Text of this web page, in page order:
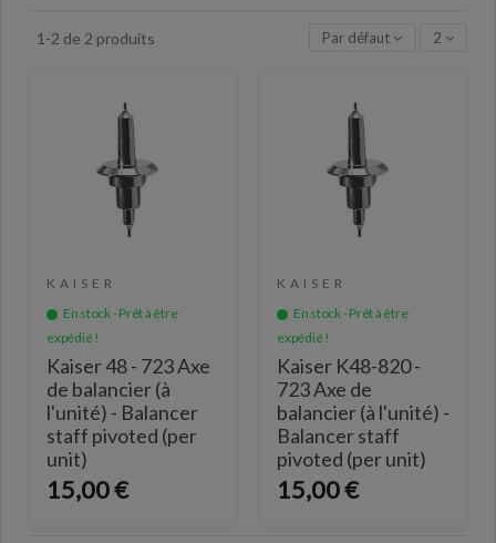
1-2 de 2 produits Par défaut 2
KAISER
En stock - Prêt à être
expédié !
Kaiser 48 - 723 Axe
de balancier (à
l'unité) - Balancer
staff pivoted (per
unit)
15,00 €
KAISER
En stock - Prêt à être
expédié !
Kaiser K48-820 -
723 Axe de
balancier (à l'unité) -
Balancer staff
pivoted (per unit)
15,00 €